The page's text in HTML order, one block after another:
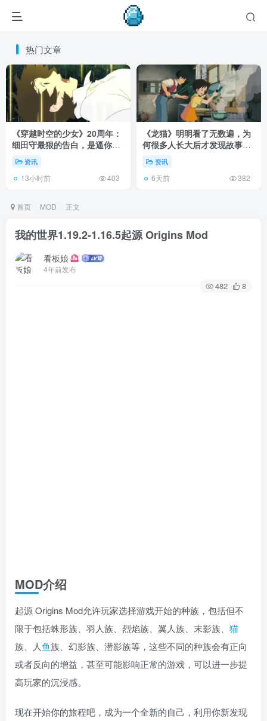
热门文章
《穿越时空的少女》20周年：
细田守最狠的告白，是逼你承
认有些夏天回不去了！
资讯
13小时前 403
《龙猫》明明看了无数遍，为
何很多人长大后才发现故事根
本不在 1988 年！
资讯
6天前 382
首页 MOD 正文
我的世界1.19.2-1.16.5起源 Origins Mod
看板娘
4年前发布
482 8
MOD介绍
起源 Origins Mod允许玩家选择游戏开始的种族，包括但不
限于包括蛛形族、羽人族、烈焰族、翼人族、末影族、 猫
族、人鱼族、幻影族、潜影族等，这些不同的种族会有正向
或者反向的增益，甚至可能影响正常的游戏，可以进一步提
高玩家的沉浸感。
现在开始你的旅程吧，成为一个全新的自己，利用你新发现